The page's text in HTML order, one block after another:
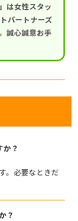
は女性スタッ
パートナーズ
誠心誠意お手
？
。必要なときだ
？